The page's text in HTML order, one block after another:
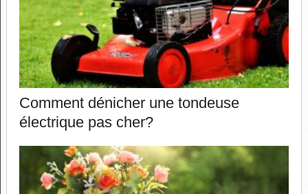
Comment dénicher une tondeuse
électrique pas cher?